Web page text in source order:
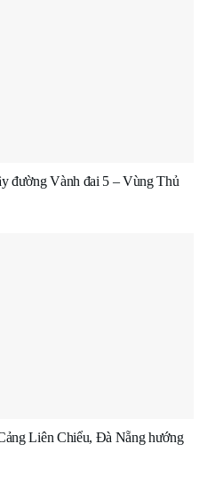
đường Vành đai 5 – Vùng Thủ
Liên Chiểu, Đà Nẵng hướng